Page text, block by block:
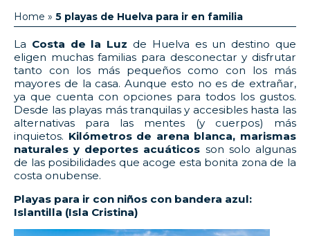
Home »5 playas de Huelva para ir en familia
La Costa de la Luz de Huelva es un destino que
eligen muchas familias para desconectar y disfrutar
tanto con los más pequeños como con los más
mayores de la casa. Aunque esto no es de extrañar,
ya que cuenta con opciones para todos los gustos.
Desde las playas más tranquilas y accesibles hasta las
alternativas para las mentes (y cuerpos) más
inquietos. Kilómetros de arena blanca, marismas
naturales y deportes acuáticos son solo algunas
de las posibilidades que acoge esta bonita zona de la
costa onubense.
Playas para ir con niños con bandera azul:
Islantilla (Isla Cristina)